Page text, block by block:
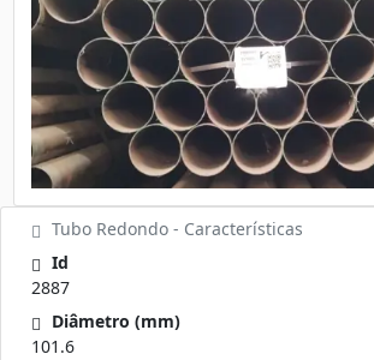
Tubo Redondo - Características
Id
2887
Diâmetro (mm)
101.6